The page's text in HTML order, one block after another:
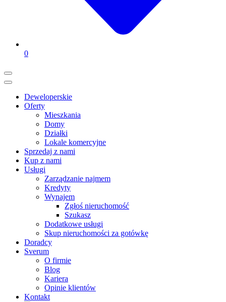
0
Deweloperskie
Oferty
Mieszkania
Domy
Działki
Lokale komercyjne
Sprzedaj z nami
Kup z nami
Usługi
Zarządzanie najmem
Kredyty
Wynajem
Zgłoś nieruchomość
Szukasz
Dodatkowe usługi
Skup nieruchomości za gotówkę
Doradcy
Sverum
O firmie
Blog
Kariera
Opinie klientów
Kontakt